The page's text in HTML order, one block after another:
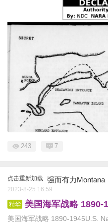
243 7
点击重新加载 强而有力Montana
2023-8-25 16:59
精华 美国海军战略 1890-
美国海军战略 1890-1945U.S.